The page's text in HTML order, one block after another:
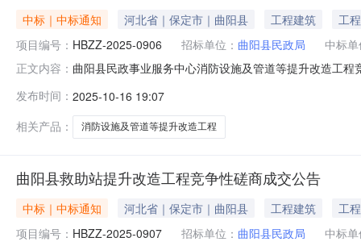
中标｜中标通知 河北省｜保定市｜曲阳县 工程建筑
工程
项目编号： HBZZ-2025-0906 招标单位： 曲阳县民政局
中标
正文内容： 曲阳县民政事业服务中心消防设施及管道等提升改造工
四、主要标的信息工程类供应商名称工程名称工程施工
发布时间： 2025-10-16 19:07
相关产品：
消防设施及管道等提升改造工程
曲阳县救助站提升改造工程竞争性磋商成交公告
中标｜中标通知 河北省｜保定市｜曲阳县 工程建筑
工程
项目编号： HBZZ-2025-0907 招标单位： 曲阳县民政局
中标